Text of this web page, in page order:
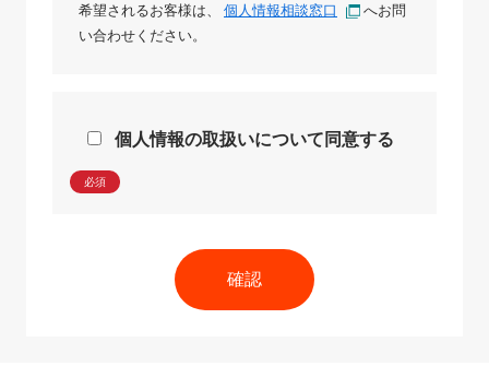
希望されるお客様は、 個人情報相談窓口
へお問
い合わせください。
個人情報の取扱いについて同意する
必須